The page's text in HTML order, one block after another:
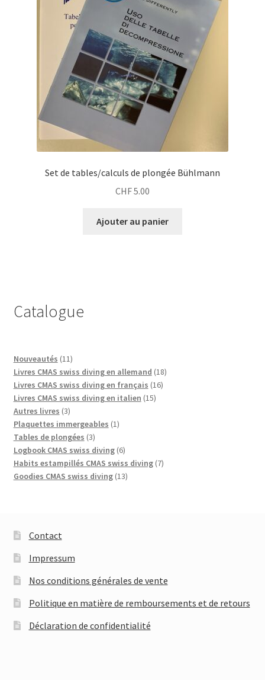
Set de tables/calculs de plongée Bühlmann
CHF5.00
Ajouter au panier
Catalogue
Nouveautés 1111
produits
Livres CMAS swiss diving en allemand 1818
Livres CMAS swiss diving en français 1616
Livres CMAS swiss diving en italien 1515
Autres livres 33
produits
Plaquettes immergeables 11
Tables de plongées 33
produits
Logbook CMAS swiss diving 66
produits
Habits estampillés CMAS swiss diving 77
Goodies CMAS swiss diving 1313
Contact
Impressum
Nos conditions générales de vente
Politique en matière de remboursements et de retours
Déclaration de confidentialité